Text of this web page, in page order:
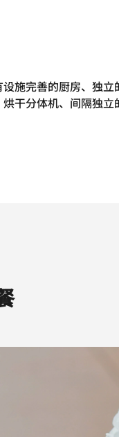
施完善的厨房、独立
干分体机、间隔独立